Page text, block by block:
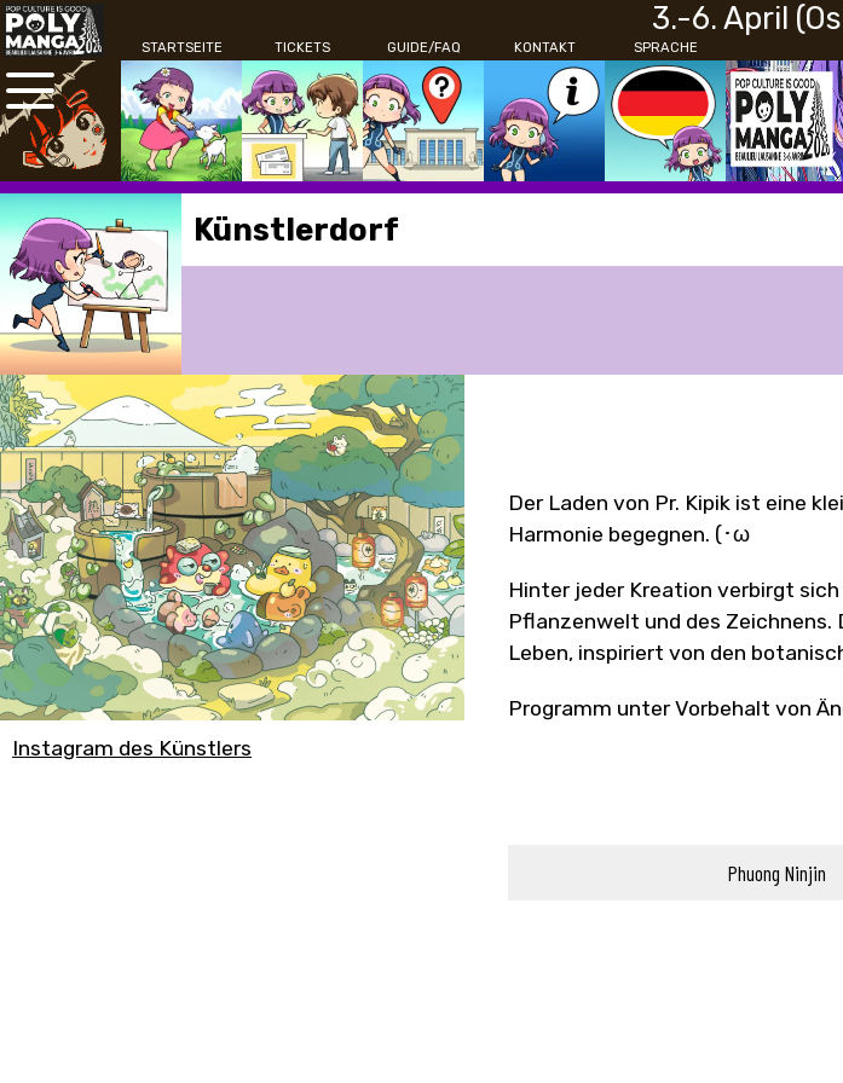
3.-6. April
SPRACHE
STARTSEITE TICKETS GUIDE/FAQ KONTAKT
Künstlerdorf
Instagram des Künstlers
Der Laden von Pr. Kipik ist eine
Harmonie begegnen. (･ω
Hinter jeder Kreation verbirgt
Pflanzenwelt und des Zeichnens.
Leben, inspiriert von den
Programm unter Vorbehalt von
Phuong Ninjin